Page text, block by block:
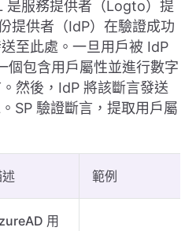
是服務提供者（Logto）提
提供者（IdP）在驗證成功
至此處。一旦用戶被 IdP
個包含用戶屬性並進行數字
然後，IdP 將該斷言發送
SP 驗證斷言，提取用戶屬
範例
用